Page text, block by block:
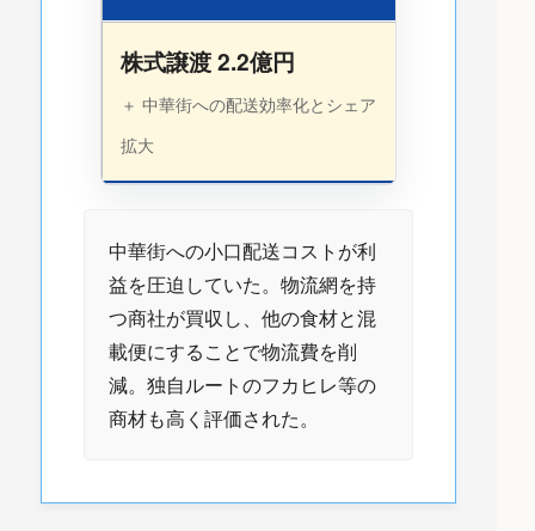
株式譲渡 2.2億円
＋ 中華街への配送効率化とシェア
拡大
中華街への小口配送コストが利
益を圧迫していた。物流網を持
つ商社が買収し、他の食材と混
載便にすることで物流費を削
減。独自ルートのフカヒレ等の
商材も高く評価された。